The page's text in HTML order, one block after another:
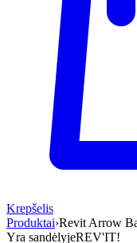
Krepšelis
Produktai›Revit Arrow
Yra sandėlyjeREV'IT!